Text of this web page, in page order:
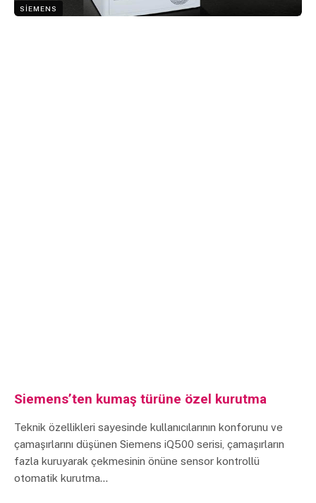
SIEMENS
Siemens’ten kumaş türüne özel kurutma
Teknik özellikleri sayesinde kullanıcılarının konforunu ve
çamaşırlarını düşünen Siemens iQ500 serisi, çamaşırların
fazla kuruyarak çekmesinin önüne sensor kontrollü
otomatik kurutma…